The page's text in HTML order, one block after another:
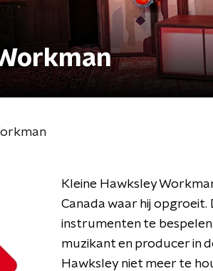
Kleine Hawksley
Canada waar hij
instrumenten te
muzikant en producer in
Hawksley niet meer te